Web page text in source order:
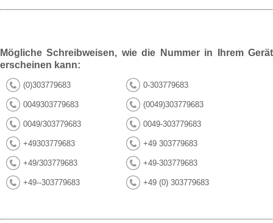
Mögliche Schreibweisen, wie die Nummer in Ihrem Gerät
erscheinen kann:
(0)303779683 0-303779683
0049303779683 (0049)303779683
0049/303779683 0049-303779683
+49303779683 +49 303779683
+49/303779683 +49-303779683
+49--303779683 +49 (0) 303779683